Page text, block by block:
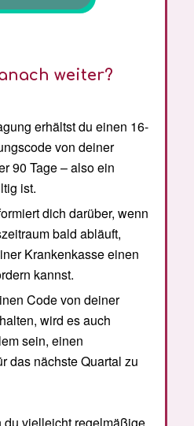
weiter?
erhältst du einen 16-
von deiner
90 Tage – also ein
ist.
dich darüber, wenn
bald abläuft,
Krankenkasse einen
kannst.
Code von deiner
wird es auch
sein, einen
das nächste Quartal zu
du vielleicht regelmäßige